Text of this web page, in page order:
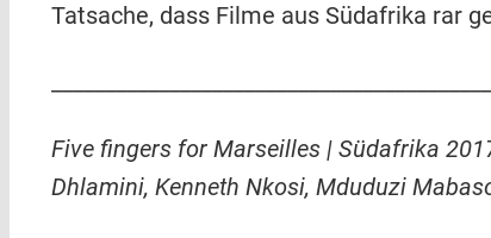
Tatsache, dass Filme aus Südafrika rar
Five fingers for Marseilles | Südafrika
Dhlamini, Kenneth Nkosi, Mduduzi